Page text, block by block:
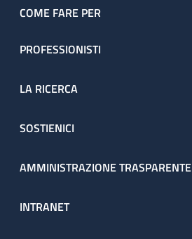
COME FARE PER
PROFESSIONISTI
LA RICERCA
SOSTIENICI
AMMINISTRAZIONE TRASPARENTE
INTRANET